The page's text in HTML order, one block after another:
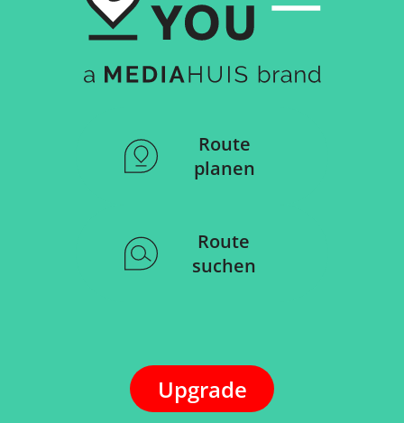
Route
planen
Route
suchen
Upgrade